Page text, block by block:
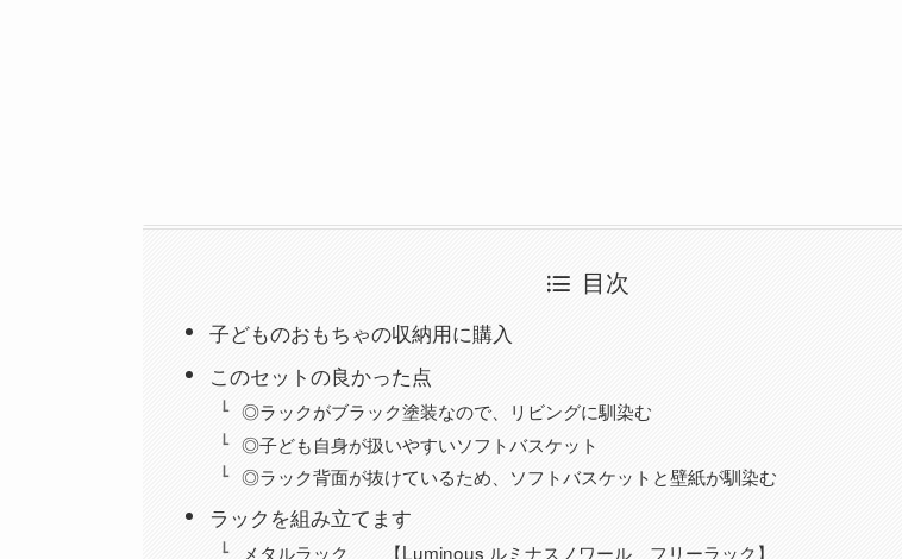
目次
子どものおもちゃの収納用に購入
このセットの良かった点
◎ラックがブラック塗装なので、リビングに馴染む
◎子ども自身が扱いやすいソフトバスケット
◎ラック背面が抜けているため、ソフトバスケットと壁紙が馴染む
ラックを組み立てます
メタルラック 【Luminous ルミナスノワール フリーラック】